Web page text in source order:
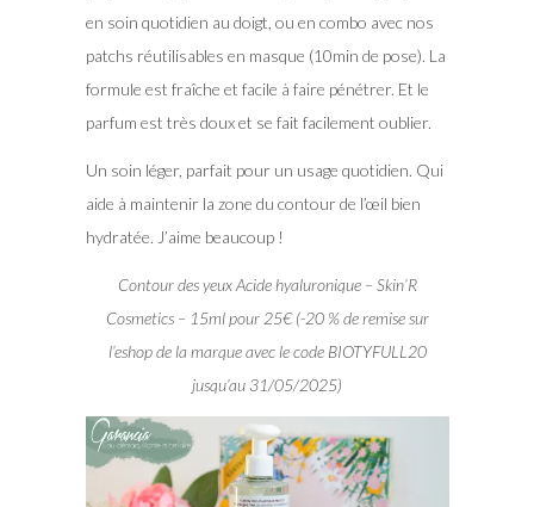
en soin quotidien au doigt, ou en combo avec nos
patchs réutilisables en masque (10min de pose). La
formule est fraîche et facile à faire pénétrer. Et le
parfum est très doux et se fait facilement oublier.
Un soin léger, parfait pour un usage quotidien. Qui
aide à maintenir la zone du contour de l’œil bien
hydratée. J’aime beaucoup !
Contour des yeux Acide hyaluronique – Skin’R
Cosmetics – 15ml pour 25€ (-20 % de remise sur
l’eshop de la marque avec le code BIOTYFULL20
jusqu’au 31/05/2025)